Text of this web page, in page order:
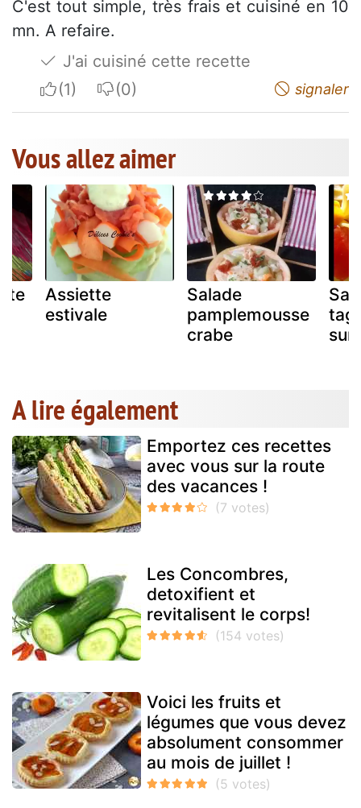
C'est tout simple, très frais et cuisiné en 10
mn. A refaire.
J'ai cuisiné cette recette
I apreciateI do not appreciate signaler
Vous allez aimer
Assiette
estivale
Salade
pamplemousse
crabe
A lire également
Emportez ces recettes
avec vous sur la route
des vacances !
Les Concombres,
detoxifient et
revitalisent le corps!
Voici les fruits et
légumes que vous devez
absolument consommer
au mois de juillet !